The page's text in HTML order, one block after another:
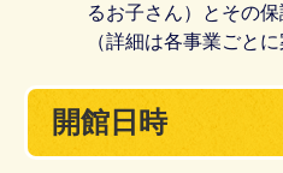
るお子さん）とその
（詳細は各事業ごとに
開館日時